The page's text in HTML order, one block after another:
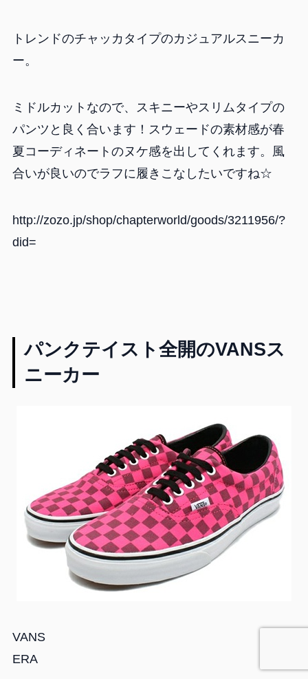
トレンドのチャッカタイプのカジュアルスニーカ
ー。
ミドルカットなので、スキニーやスリムタイプの
パンツと良く合います！スウェードの素材感が春
夏コーディネートのヌケ感を出してくれます。風
合いが良いのでラフに履きこなしたいですね☆
http://zozo.jp/shop/chapterworld/goods/3211956/?
did=
パンクテイスト全開のVANSス
ニーカー
VANS
ERA